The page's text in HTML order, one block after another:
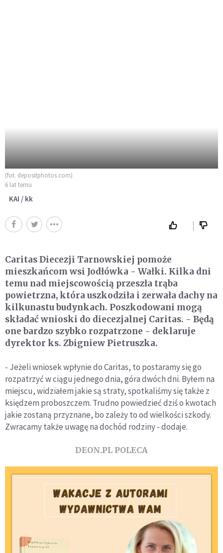
(fot. depositphotos.com)
6 lat temu
KAI / kk
Caritas Diecezji Tarnowskiej pomoże
mieszkańcom wsi Jodłówka - Wałki. Kilka dni
temu nad miejscowością przeszła trąba
powietrzna, która uszkodziła i zerwała dachy na
kilkunastu budynkach. Poszkodowani mogą
składać wnioski do diecezjalnej Caritas. - Będą
one bardzo szybko rozpatrzone - deklaruje
dyrektor ks. Zbigniew Pietruszka.
- Jeżeli wniosek wpłynie do Caritas, to postaramy się go
rozpatrzyć w ciągu jednego dnia, góra dwóch dni. Byłem na
miejscu, widziałem jakie są straty, spotkaliśmy się także z
księdzem proboszczem. Trudno powiedzieć dziś o kwotach
jakie zostaną przyznane, bo zależy to od wielkości szkody.
Zwracamy także uwagę na dochód rodziny - dodaje.
DEON.PL POLECA